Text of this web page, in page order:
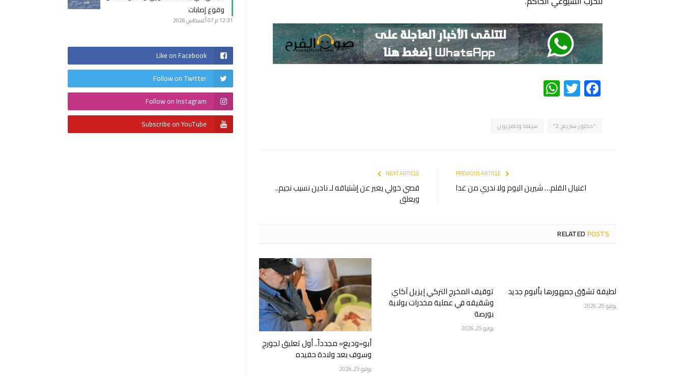
Facebook
Twitter
“دكتور سترينج 2” سينما وتلفزيون
اغتيال القلم… شيرين اليوم ولا ندري من غدا
NEXT ARTICLE
قصي خولي يعبر عن إشتياقه لـ نادين نسيب نجيم..
ويعلق
RELATEDPOSTS
لطيفة تشوّق جمهورها بألبوم جديد
يوليو 25, 2026
توقيف المخرج التركي إيزيل آكاي
وشقيقه في عملية مخدرات بولاية
بورصة
يوليو 25, 2026
أبو«وديع» مجدداً.. أول تعليق لجورج
وسوف بعد ولادة حفيده
يوليو 25, 2026
وقوع إصابات
12:31 م 07 أغسطس 2026
Like on Facebook
Follow on Twitter
Follow on Instagram
Subscribe on YouTube